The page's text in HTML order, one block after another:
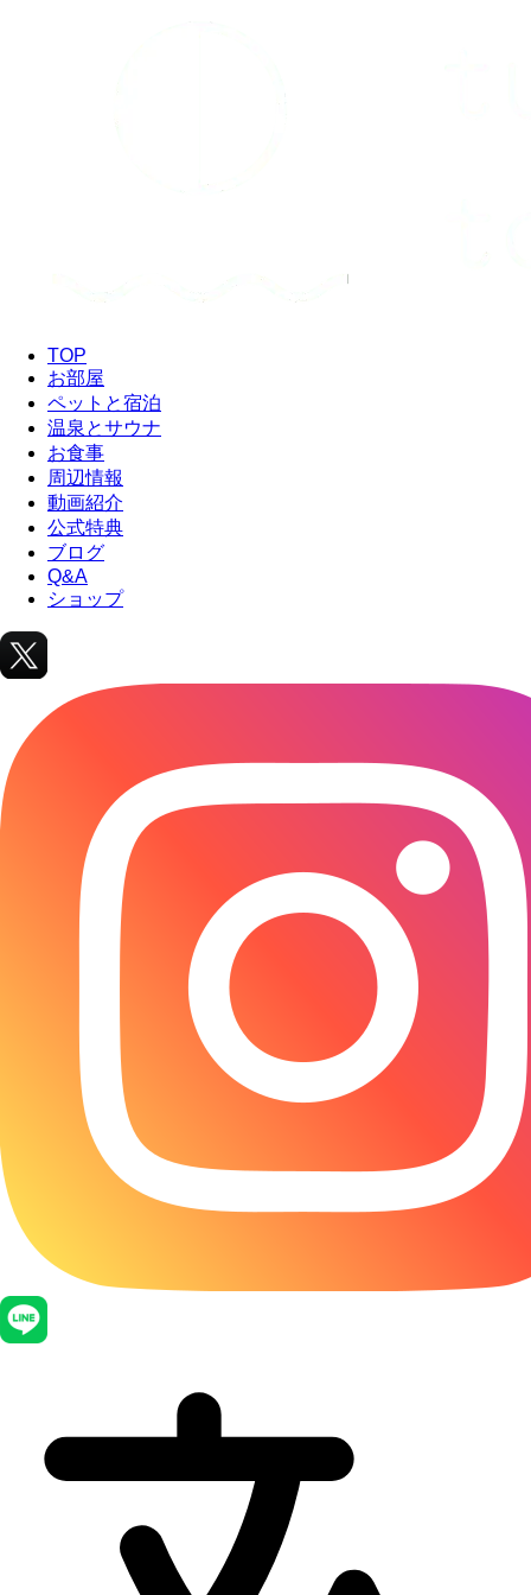
TOP
お部屋
ペットと宿泊
温泉とサウナ
お食事
周辺情報
動画紹介
公式特典
ブログ
Q&A
ショップ